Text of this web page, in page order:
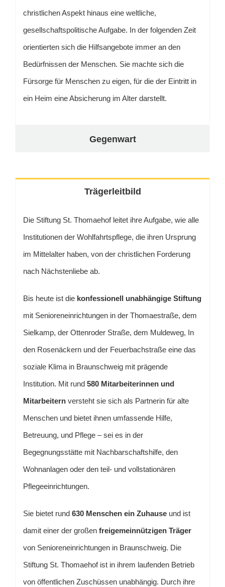
christlichen Aspekt hinaus eine weltliche,
gesellschaftspolitische Aufgabe. In der folgenden Zeit
orientierten sich die Hilfsangebote immer an den
Bedürfnissen der Menschen. Sie machte sich die
Fürsorge für Menschen zu eigen, für die der Eintritt in
ein Heim eine Absicherung im Alter darstellt.
Gegenwart
Trägerleitbild
Die Stiftung St. Thomaehof leitet ihre Aufgabe, wie alle
Institutionen der Wohlfahrtspflege, die ihren Ursprung
im Mittelalter haben, von der christlichen Forderung
nach Nächstenliebe ab.
Bis heute ist die konfessionell unabhängige Stiftung
mit Senioreneinrichtungen in der Thomaestraße, dem
Sielkamp, der Ottenroder Straße, dem Muldeweg, In
den Rosenäckern und der Feuerbachstraße eine das
soziale Klima in Braunschweig mit prägende
Institution. Mit rund 580 Mitarbeiterinnen und
Mitarbeitern versteht sie sich als Partnerin für alte
Menschen und bietet ihnen umfassende Hilfe,
Betreuung, und Pflege – sei es in der
Begegnungsstätte mit Nachbarschaftshilfe, den
Wohnanlagen oder den teil- und vollstationären
Pflegeeinrichtungen.
Sie bietet rund 630 Menschen ein Zuhause und ist
damit einer der großen freigemeinnützigen Träger
von Senioreneinrichtungen in Braunschweig. Die
Stiftung St. Thomaehof ist in ihrem laufenden Betrieb
von öffentlichen Zuschüssen un­abhängig. Durch ihre